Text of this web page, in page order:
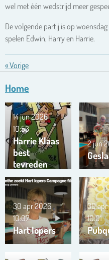
wel met één wedstrijd meer
De volgende partij is op
spelen Edwin, Harry en Harrie.
«Vorige
Home
Harrie Klaas
best
tevreden
14 jun 2026
10:53
2 jun
Hart lopers
30 apr 2026
10:07
30
10:01